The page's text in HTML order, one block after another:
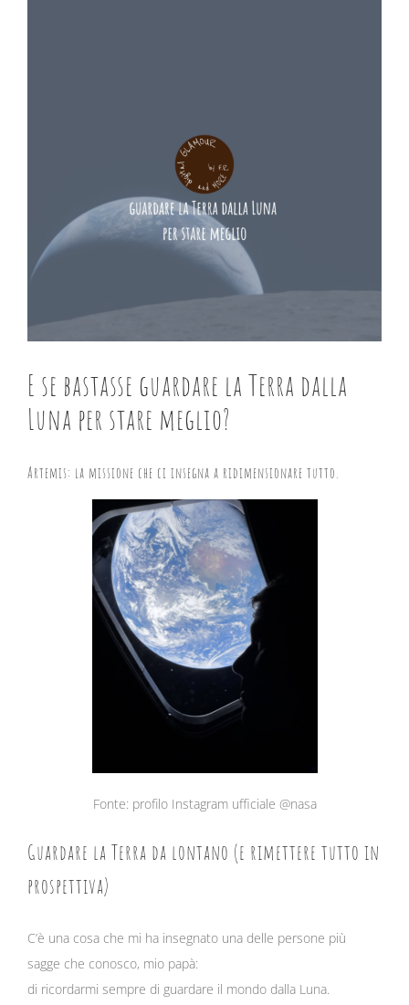
E se bastasse guardare la Terra dalla
Luna per stare meglio?
Artemis: la missione che ci insegna a ridimensionare tutto.
Fonte: profilo Instagram ufficiale @nasa
Guardare la Terra da lontano (e rimettere tutto in
prospettiva)
C’è una cosa che mi ha insegnato una delle persone più
sagge che conosco, mio papà:
di ricordarmi sempre di guardare il mondo dalla Luna.